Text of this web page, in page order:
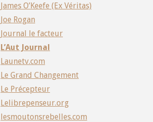
James O’Keefe (Ex Véritas)
Joe Rogan
Journal le facteur
L’Aut Journal
Launetv.com
Le Grand Changement
Le Précepteur
Lelibrepenseur.org
lesmoutonsrebelles.com